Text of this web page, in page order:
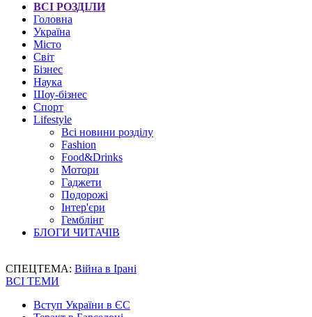
ВСІ РОЗДІЛИ
Головна
Україна
Місто
Світ
Бізнес
Наука
Шоу-бізнес
Спорт
Lifestyle
Всі новини розділу
Fashion
Food&Drinks
Мотори
Гаджети
Подорожі
Інтер'єри
Гемблінг
БЛОГИ ЧИТАЧІВ
СПЕЦТЕМА: Війна в Ірані
ВСІ ТЕМИ
Вступ України в ЄС